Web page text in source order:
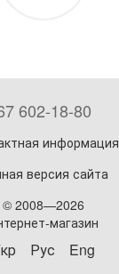
602-18-80
информация
версия сайта
© 2008—2026
магазин
Рус Eng